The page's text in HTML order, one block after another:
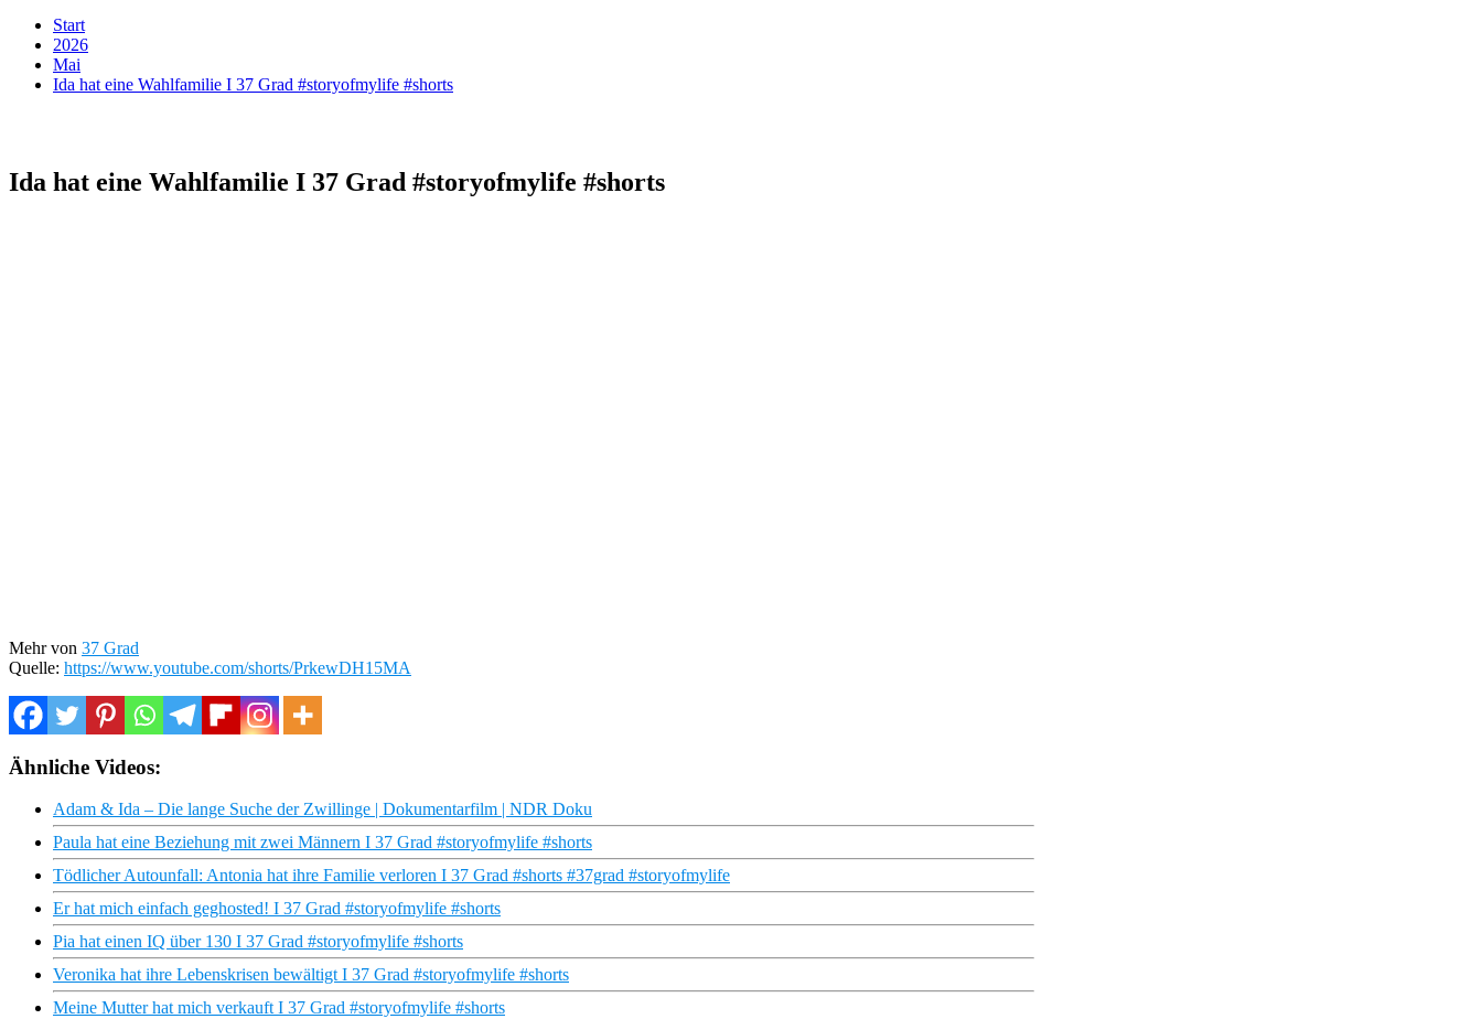
Start
2026
Mai
Ida hat eine Wahlfamilie I 37 Grad #storyofmylife #shorts
Ida hat eine Wahlfamilie I 37 Grad #storyofmylife #shorts
Mehr von 37 Grad
Quelle: https://www.youtube.com/shorts/PrkewDH15MA
Ähnliche Videos:
Adam & Ida – Die lange Suche der Zwillinge | Dokumentarfilm | NDR Doku
Paula hat eine Beziehung mit zwei Männern I 37 Grad #storyofmylife #shorts
Tödlicher Autounfall: Antonia hat ihre Familie verloren I 37 Grad #shorts #37grad #storyofmylife
Er hat mich einfach geghosted! I 37 Grad #storyofmylife #shorts
Pia hat einen IQ über 130 I 37 Grad #storyofmylife #shorts
Veronika hat ihre Lebenskrisen bewältigt I 37 Grad #storyofmylife #shorts
Meine Mutter hat mich verkauft I 37 Grad #storyofmylife #shorts